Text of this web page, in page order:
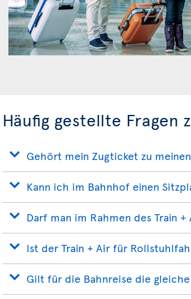
Häufig gestellte Fragen
Gehört mein Zugticket zu
Kann ich im Bahnhof einen
Darf man im Rahmen des Train
Ist der Train + Air für
Gilt für die Bahnreise die gleiche